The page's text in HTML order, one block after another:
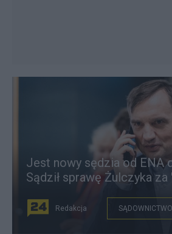
Jest nowy sędzia od ENA
Sądził sprawę Żulczyka za
Redakcja SĄDOWNICTWO